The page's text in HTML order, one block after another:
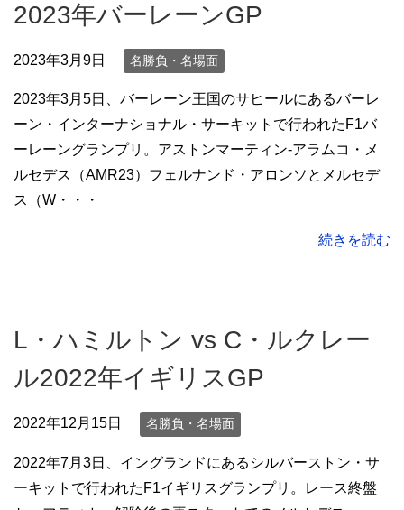
2023年バーレーンGP
2023年3月9日 名勝負・名場面
2023年3月5日、バーレーン王国のサヒールにあるバーレ
ーン・インターナショナル・サーキットで行われたF1バ
ーレーングランプリ。アストンマーティン-アラムコ・メ
ルセデス（AMR23）フェルナンド・アロンソとメルセデ
ス（W・・・
続きを読む
L・ハミルトン vs C・ルクレー
ル2022年イギリスGP
2022年12月15日 名勝負・名場面
2022年7月3日、イングランドにあるシルバーストン・サ
ーキットで行われたF1イギリスグランプリ。レース終盤